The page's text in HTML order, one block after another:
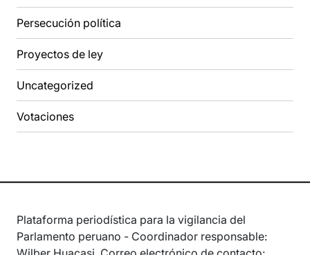
Persecución política
Proyectos de ley
Uncategorized
Votaciones
Plataforma periodística para la vigilancia del
Parlamento peruano - Coordinador responsable: